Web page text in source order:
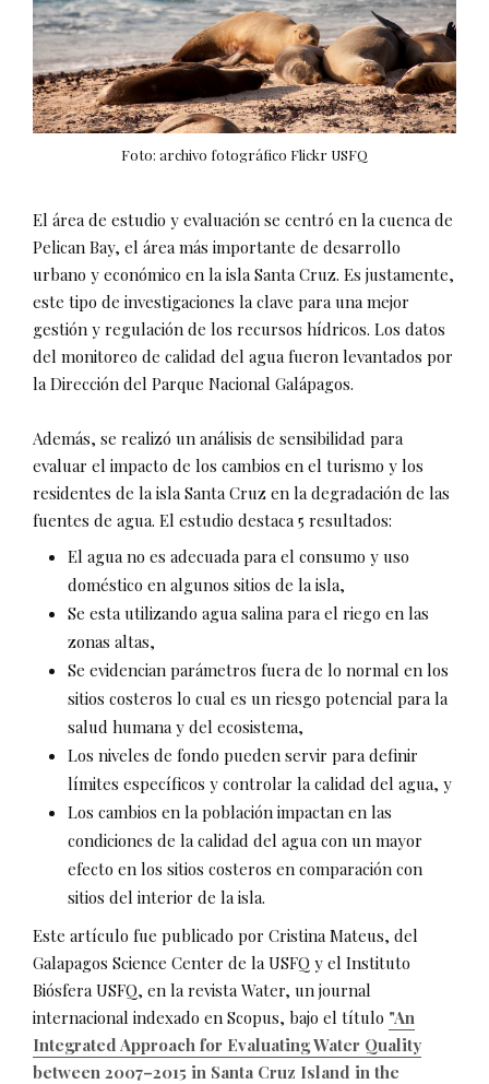
Foto: archivo fotográfico Flickr USFQ
El área de estudio y evaluación se centró en la cuenca de
Pelican Bay, el área más importante de desarrollo
urbano y económico en la isla Santa Cruz. Es justamente,
este tipo de investigaciones la clave para una mejor
gestión y regulación de los recursos hídricos. Los datos
del monitoreo de calidad del agua fueron levantados por
la Dirección del Parque Nacional Galápagos.
Además, se realizó un análisis de sensibilidad para
evaluar el impacto de los cambios en el turismo y los
residentes de la isla Santa Cruz en la degradación de las
fuentes de agua. El estudio destaca 5 resultados:
El agua no es adecuada para el consumo y uso
doméstico en algunos sitios de la isla,
Se esta utilizando agua salina para el riego en las
zonas altas,
Se evidencian parámetros fuera de lo normal en los
sitios costeros lo cual es un riesgo potencial para la
salud humana y del ecosistema,
Los niveles de fondo pueden servir para definir
límites específicos y controlar la calidad del agua, y
Los cambios en la población impactan en las
condiciones de la calidad del agua con un mayor
efecto en los sitios costeros en comparación con
sitios del interior de la isla.
Este artículo fue publicado por Cristina Mateus, del
Galapagos Science Center de la USFQ y el Instituto
Biósfera USFQ, en la revista Water, un journal
internacional indexado en Scopus, bajo el título "An
Integrated Approach for Evaluating Water Quality
between 2007–2015 in Santa Cruz Island in the